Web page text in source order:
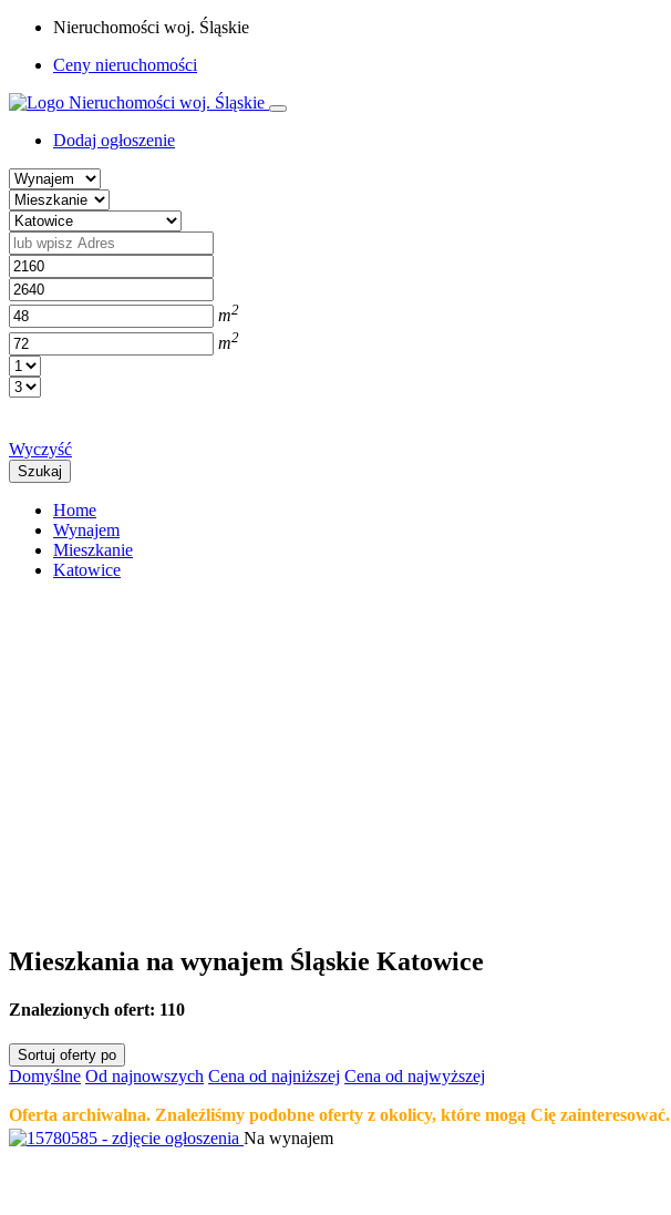
Nieruchomości woj. Śląskie
Ceny nieruchomości
Dodaj ogłoszenie
m2
m2
Wyczyść
Szukaj
Home
Wynajem
Mieszkanie
Katowice
Mieszkania na wynajem Śląskie Katowice
Znalezionych ofert: 110
Sortuj oferty po
Domyślne Od najnowszych Cena od najniższej Cena od najwyższej
Oferta archiwalna. Znaleźliśmy podobne oferty z okolicy, które mogą Cię zainteresować.
Na wynajem